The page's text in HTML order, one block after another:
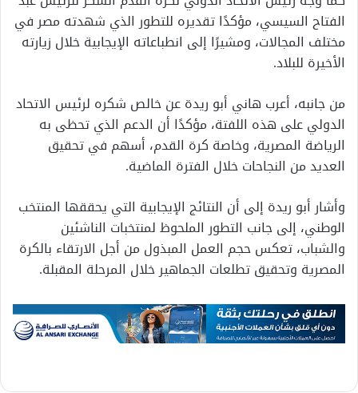
الفتاح السيسي، مؤكدًا تقديره للتطور الذي شهدته مصر في
مختلف المجالات، ومشيرًا إلى انطباعاته الإيجابية خلال زيارته
الأخيرة للبلاد.
من جانبه، أعرب هاني أبو ريدة عن خالص شكره لرئيس الاتحاد
الدولي على هذه اللفتة، مؤكدًا أن الدعم الذي تحظى به
الرياضة المصرية، وخاصة كرة القدم، أسهم في تحقيق
العديد من النجاحات خلال الفترة الماضية.
وأشار أبو ريدة إلى أن النتائج الإيجابية التي يحققها المنتخب
الوطني، إلى جانب التطور الملحوظ لمنتخبات الناشئين
والشباب، تعكس حجم العمل المبذول من أجل الارتقاء بالكرة
المصرية وتحقيق تطلعات الجماهير خلال المرحلة المقبلة.